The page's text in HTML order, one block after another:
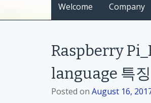
o
Welcome Company
Raspberry
language 특징
Posted on August 16,